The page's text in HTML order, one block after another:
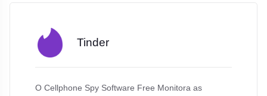
Tinder
O Cellphone Spy Software Free Monitora as